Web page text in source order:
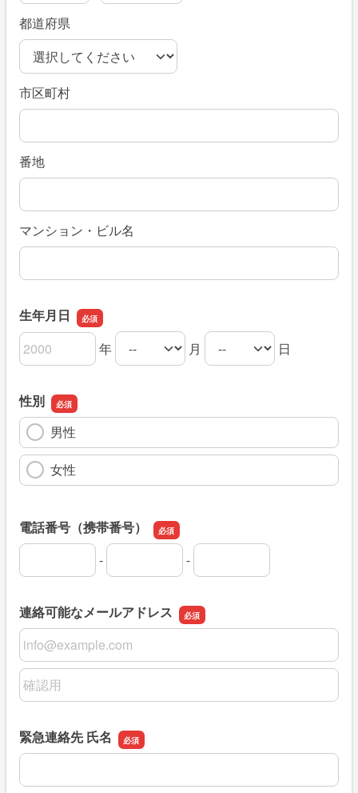
都道府県
市区町村
番地
マンション・ビル名
生年月日
生年月日の年 年
生年月日の月 月
生年月日の日 日
性別
男性
女性
電話番号（携帯番号）
電話番号（携帯番号）の市外局番
-
電話番号（携帯番号）の市内局番
-
電話番号（携帯番号）の加入者番号
連絡可能なメールアドレス
連絡可能なメールアドレス
連絡可能なメールアドレスの確認用
緊急連絡先 氏名
緊急連絡先 氏名